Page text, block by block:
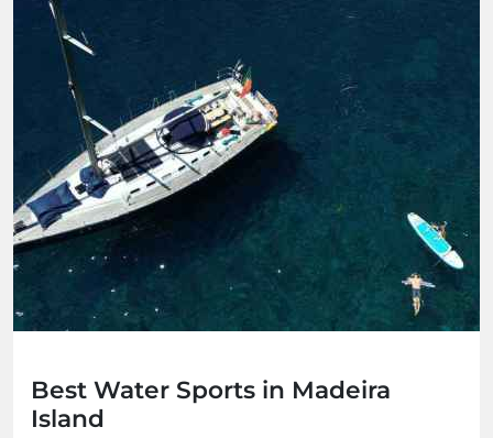
Best Water Sports in Madeira
Island